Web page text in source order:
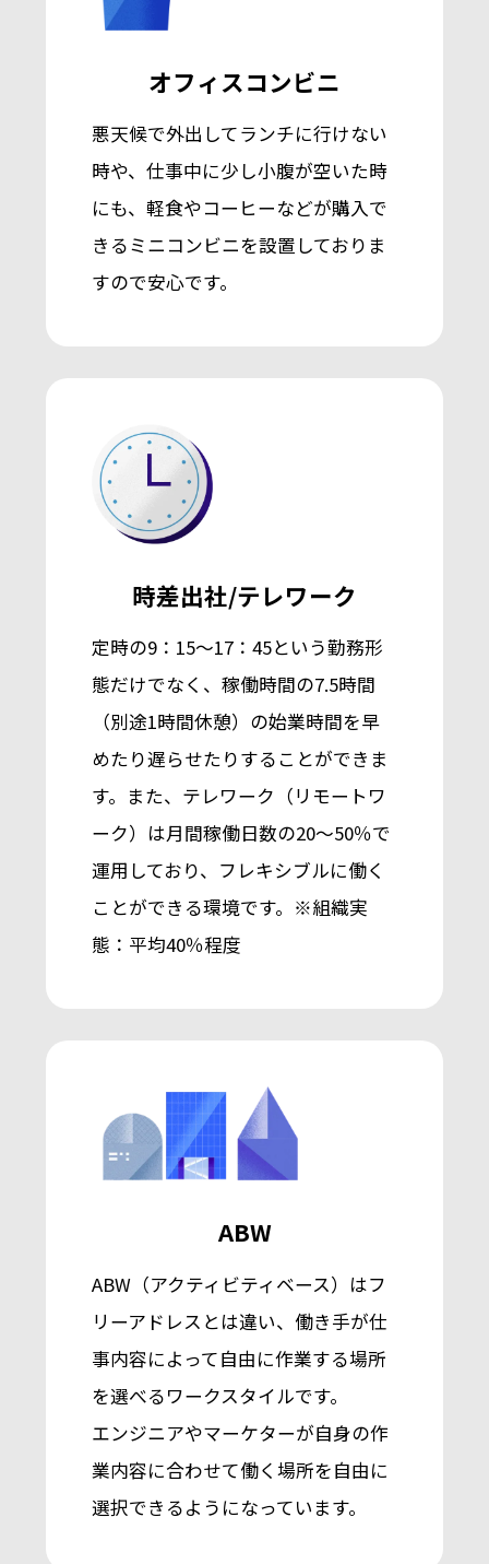
オフィスコンビニ
悪天候で外出してランチに行けない
時や、仕事中に少し小腹が空いた時
にも、軽食やコーヒーなどが購入で
きるミニコンビニを設置しておりま
すので安心です。
時差出社/テレワーク
定時の9：15～17：45という勤務形
態だけでなく、稼働時間の7.5時間
（別途1時間休憩）の始業時間を早
めたり遅らせたりすることができま
す。 また、テレワーク（リモートワ
ーク）は月間稼働日数の20～50％で
運用しており、フレキシブルに働く
ことができる環境です。※組織実
態：平均40％程度
ABW
ABW（アクティビティベース）はフ
リーアドレスとは違い、働き手が仕
事内容によって自由に作業する場所
を選べるワークスタイルです。
エンジニアやマーケターが自身の作
業内容に合わせて働く場所を自由に
選択できるようになっています。